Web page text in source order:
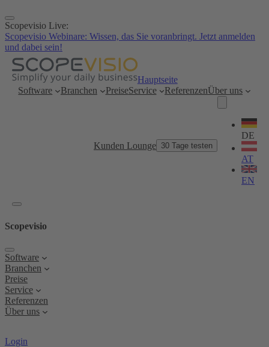
Zum
Inhalt
springen
Scopevisio Live:
Scopevisio Webinare: Wissen, das Sie voranbringt. Jetzt anmelden
und dabei sein!
Hauptseite
Software
Branchen PreiseService ReferenzenÜber uns
Kunden Lounge 30 Tage testen
Sprache
wählen
DE
AT
EN
Scopevisio
Software
Branchen
Preise
Service
Referenzen
Über uns
Login